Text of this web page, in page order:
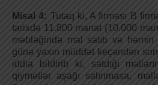
Misal 4: Tutaq ki, A firması B
tarixdə 11.800 manat (10.000
məbləğində mal satıb və
günə yaxın müddət keçəndən
iddia bildirib ki, satdığı
qiymətlər aşağı salınmasa,